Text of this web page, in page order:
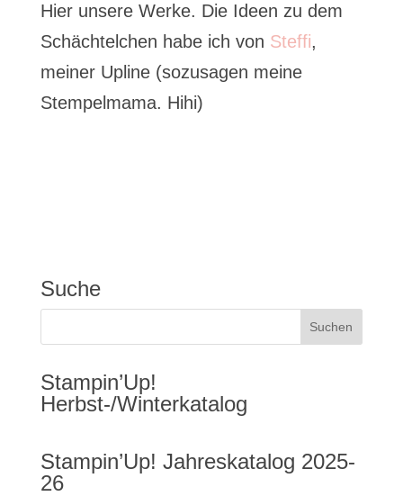
Hier unsere Werke. Die Ideen zu dem
Schächtelchen habe ich von Steffi,
meiner Upline (sozusagen meine
Stempelmama. Hihi)
Suche
Stampin’Up!
Herbst-/Winterkatalog
Stampin’Up! Jahreskatalog 2025-
26